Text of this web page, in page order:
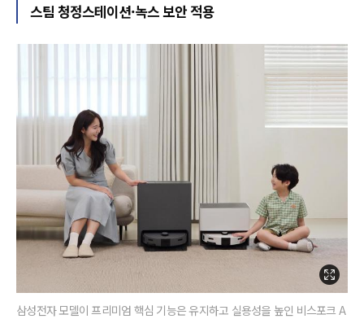
스팀 청정스테이션·녹스 보안 적용
삼성전자 모델이 프리미엄 핵심 기능은 유지하고 실용성을 높인 비스포크 A